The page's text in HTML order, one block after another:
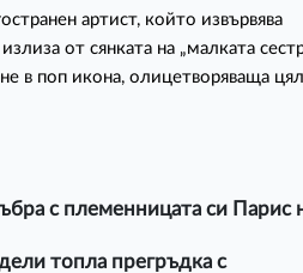
артист, който извървява
от сянката на „малката
в поп икона, олицетворяваща
с племенницата си Парис
топла прегръдка с